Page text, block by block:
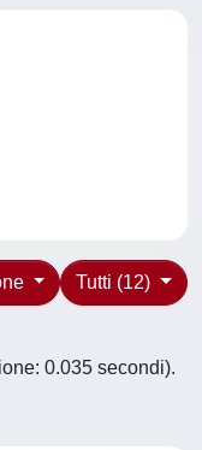
Tutti (12)
0.035 secondi).